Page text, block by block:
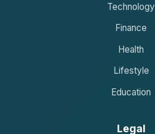
Technology
Finance
Health
Lifestyle
Education
Legal